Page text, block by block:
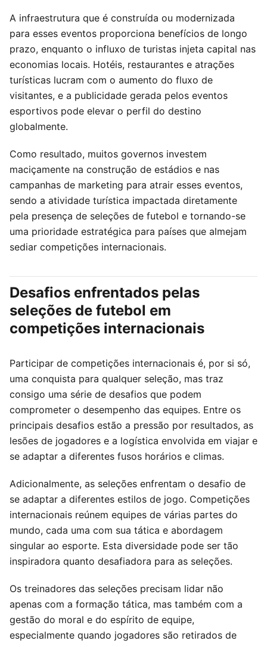
A infraestrutura que é construída ou modernizada
para esses eventos proporciona benefícios de longo
prazo, enquanto o influxo de turistas injeta capital nas
economias locais. Hotéis, restaurantes e atrações
turísticas lucram com o aumento do fluxo de
visitantes, e a publicidade gerada pelos eventos
esportivos pode elevar o perfil do destino
globalmente.
Como resultado, muitos governos investem
maciçamente na construção de estádios e nas
campanhas de marketing para atrair esses eventos,
sendo a atividade turística impactada diretamente
pela presença de seleções de futebol e tornando-se
uma prioridade estratégica para países que almejam
sediar competições internacionais.
Desafios enfrentados pelas
seleções de futebol em
competições internacionais
Participar de competições internacionais é, por si só,
uma conquista para qualquer seleção, mas traz
consigo uma série de desafios que podem
comprometer o desempenho das equipes. Entre os
principais desafios estão a pressão por resultados, as
lesões de jogadores e a logística envolvida em viajar e
se adaptar a diferentes fusos horários e climas.
Adicionalmente, as seleções enfrentam o desafio de
se adaptar a diferentes estilos de jogo. Competições
internacionais reúnem equipes de várias partes do
mundo, cada uma com sua tática e abordagem
singular ao esporte. Esta diversidade pode ser tão
inspiradora quanto desafiadora para as seleções.
Os treinadores das seleções precisam lidar não
apenas com a formação tática, mas também com a
gestão do moral e do espírito de equipe,
especialmente quando jogadores são retirados de